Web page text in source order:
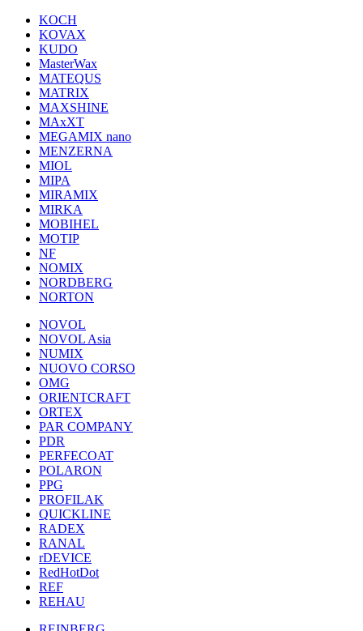
KOCH
KOVAX
KUDO
MasterWax
MATEQUS
MATRIX
MAXSHINE
MAxXT
MEGAMIX nano
MENZERNA
MIOL
MIPA
MIRAMIX
MIRKA
MOBIHEL
MOTIP
NF
NOMIX
NORDBERG
NORTON
NOVOL
NOVOL Asia
NUMIX
NUOVO CORSO
OMG
ORIENTCRAFT
ORTEX
PAR COMPANY
PDR
PERFECOAT
POLARON
PPG
PROFILAK
QUICKLINE
RADEX
RANAL
rDEVICE
RedHotDot
REF
REHAU